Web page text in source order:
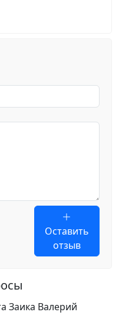
Оставить
отзыв
Заика Валерий